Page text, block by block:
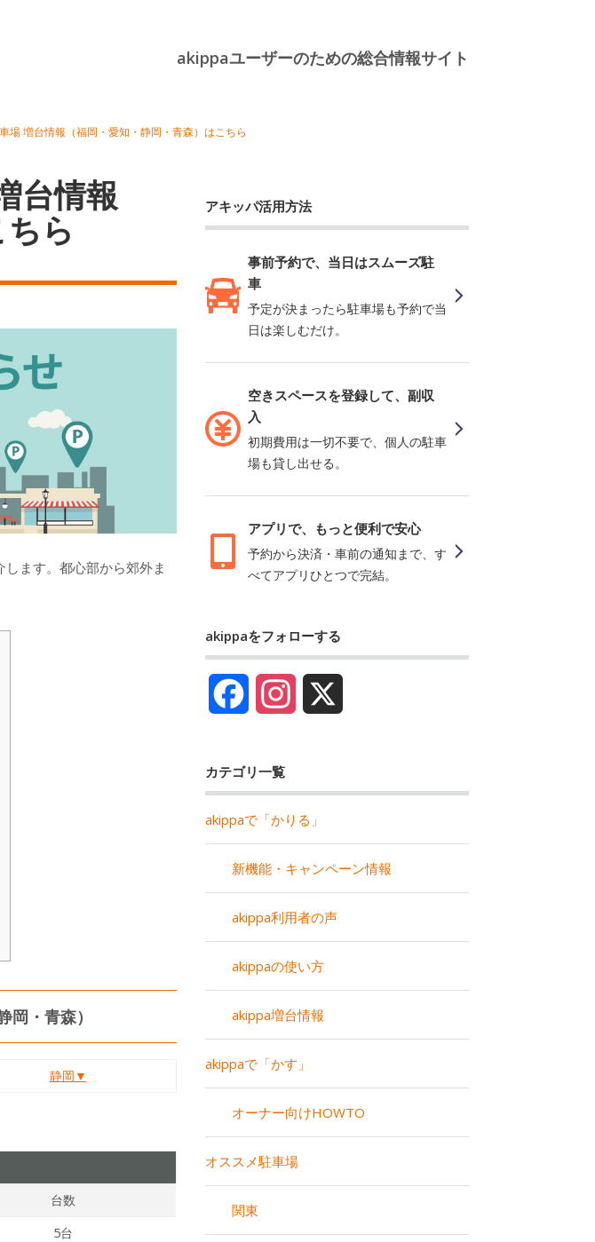
akippaユーザーのための総合情報サイト
場 増台情報（福岡・愛知・静岡・青森）はこちら
台情報
ら
ます。都心部から郊外ま
・青森）
静岡▼
台数
5台
アキッパ活用方法
事前予約で、当日はスムーズ駐
車
予定が決まったら駐車場も予約で当
日は楽しむだけ。
空きスペースを登録して、副収
入
初期費用は一切不要で、個人の駐車
場も貸し出せる。
アプリで、もっと便利で安心
予約から決済・車前の通知まで、す
べてアプリひとつで完結。
akippaをフォローする
FacebookInstagram
カテゴリ一覧
akippaで「かりる」
新機能・キャンペーン情報
akippa利用者の声
akippaの使い方
akippa増台情報
akippaで「かす」
オーナー向けHOWTO
オススメ駐車場
関東